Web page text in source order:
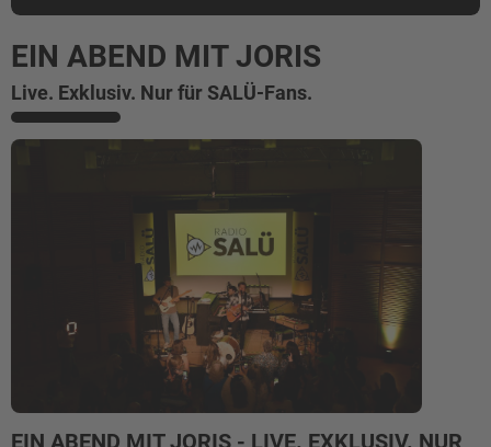
EIN ABEND MIT JORIS
Live. Exklusiv. Nur für SALÜ-Fans.